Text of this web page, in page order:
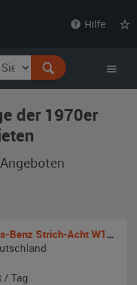
Hilfe
der 1970er
Angeboten
Benz Strich-Acht W114 Pullmann mit Faltdach
/ Tag